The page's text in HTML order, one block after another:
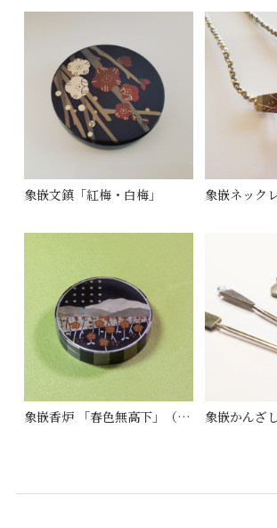
象嵌文鎮「紅梅・白梅」 象嵌ネック
象嵌香炉 「春色無高下」（しゅんしょくこうげなし） 象嵌かんざ